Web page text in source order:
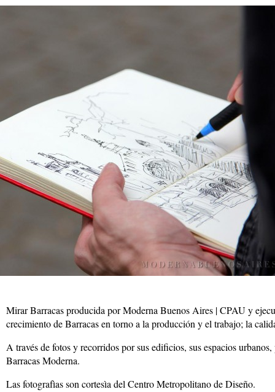
Mirar Barracas producida por Moderna Buenos Aires | CPAU y
crecimiento de Barracas en torno a la producción y el trabajo; la
A través de fotos y recorridos por sus edificios, sus espacios
Barracas Moderna.
Las fotografìas son cortesìa del Centro Metropolitano de Diseño.